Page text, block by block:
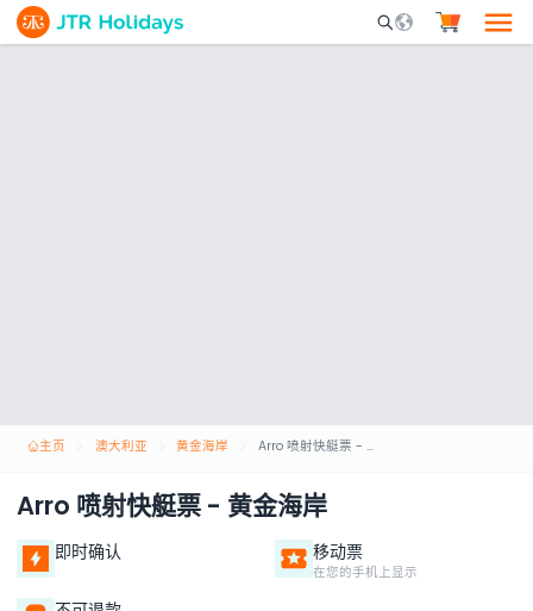
Mobile Search
主页 澳大利亚 黄金海岸 Arro 喷射快艇票 - 黄金海岸
Arro 喷射快艇票 - 黄金海岸
即时确认 移动票
在您的手机上显示